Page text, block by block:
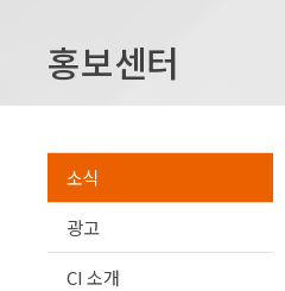
홍보센터
소식
광고
CI 소개